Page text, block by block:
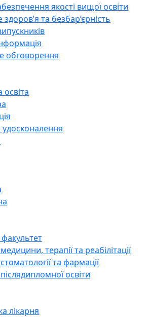
якості вищої освіти
та безбар’єрність
обговорення
терапії та реабілітації
та фармації
освіти
лікарня